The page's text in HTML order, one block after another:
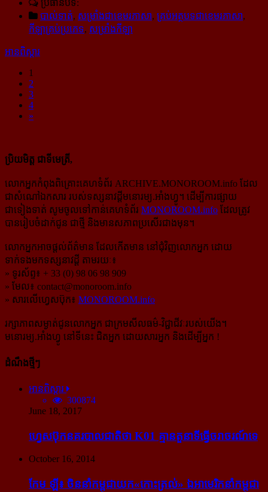
ប្រធានបទ:
បាល់ទាត់, សម្រាំងជាខេមរភាសា, គ្រប់អត្ថបទជាខេមរភាសា,
កីឡាគ្រប់ប្រភេទ, សម្រាំងកីឡា
អានពិស្ដារ
1
2
3
4
»
ប្រិយមិត្ត ជាទីមេត្រី,
លោកអ្នកកំពុងពិគ្រោះគេហទំព័រ ARCHIVE.MONOROOM.info ដែល
ជាសំណៅឯកសារ របស់ទស្សនាវដ្ដីមនោរម្យ.អាំងហ្វូ។ ដើម្បីការផ្សាយ
ជាទៀងទាត់ សូមចូលទៅកាន់​គេហទំព័រ MONOROOM.info ដែលត្រូវ
បានរៀបចំដាក់ជូន ជាថ្មី និងមានសភាពប្រសើរជាងមុន។
លោកអ្នកអាចផ្ដល់ព័ត៌មាន ដែលកើតមាន នៅជុំវិញលោកអ្នក ដោយ
ទាក់ទងមកទស្សនាវដ្ដី តាមរយៈ៖
» ទូរស័ព្ទ៖ + 33 (0) 98 06 98 909
» មែល៖ contact@monoroom.info
» សារលើហ្វេសប៊ុក៖ MONOROOM.info
រក្សាភាពសម្ងាត់ជូនលោកអ្នក ជាក្រមសីលធម៌-​វិជ្ជាជីវៈ​របស់យើង។
មនោរម្យ.អាំងហ្វូ នៅទីនេះ ជិតអ្នក ដោយសារអ្នក និងដើម្បីអ្នក !
ដំណឹងថ្មីៗ
អានពិស្ដារ
300874
June 18, 2017
ហ្វេសប៊ុក​នគរបាល​ជាតិ​ថា K01 គ្មាន​តួនាទី​ធ្វើ​ចរាចរណ៍​ទេ
October 16, 2014
កែម ឡី៖ ចិន​នាំ​កម្ពុជា​យក​«កោះ​ត្រល់» ឯ​អាមេរិក​នាំ​កម្ពុជា​